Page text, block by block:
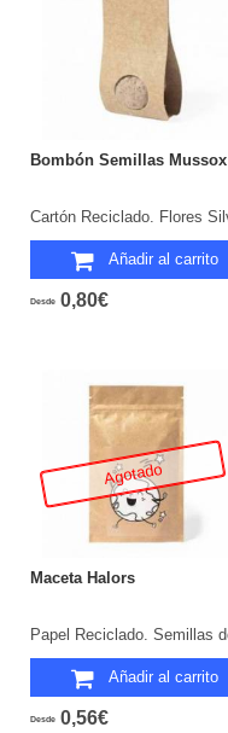
Bombón Semillas Mussox
Añadir al carrito
Desde 0,80€
Agotado
Maceta Halors
Añadir al carrito
Desde 0,56€